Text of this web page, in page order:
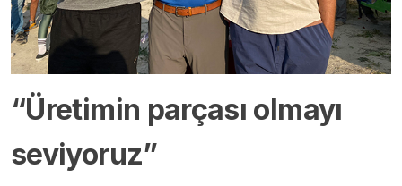
“Üretimin parçası olmayı
seviyoruz”